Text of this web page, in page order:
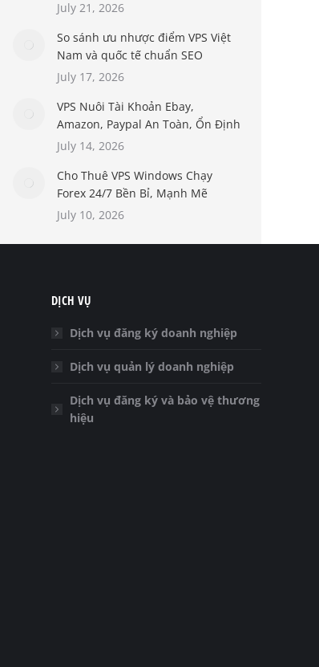
July 21, 2026
So sánh ưu nhược điểm VPS Việt
Nam và quốc tế chuẩn SEO
July 17, 2026
VPS Nuôi Tài Khoản Ebay,
Amazon, Paypal An Toàn, Ổn Định
July 14, 2026
Cho Thuê VPS Windows Chạy
Forex 24/7 Bền Bỉ, Mạnh Mẽ
July 10, 2026
DỊCH VỤ
Dịch vụ đăng ký doanh nghiệp
Dịch vụ quản lý doanh nghiệp
Dịch vụ đăng ký và bảo vệ thương
hiệu